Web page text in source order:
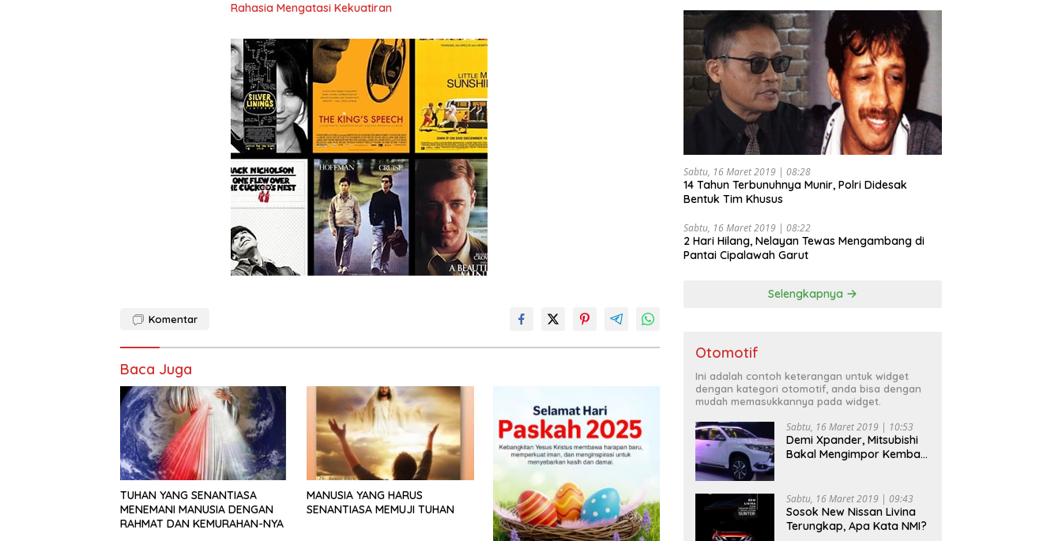
Rahasia Mengatasi Kekuatiran
Komentar
Baca Juga
TUHAN YANG SENANTIASA
MENEMANI MANUSIA DENGAN
RAHMAT DAN KEMURAHAN-NYA
MANUSIA YANG HARUS
SENANTIASA MEMUJI TUHAN
Sabtu, 16 Maret 2019 | 08:28
14 Tahun Terbunuhnya Munir, Polri Didesak
Bentuk Tim Khusus
Sabtu, 16 Maret 2019 | 08:22
2 Hari Hilang, Nelayan Tewas Mengambang di
Pantai Cipalawah Garut
Selengkapnya
Otomotif
Ini adalah contoh keterangan untuk widget
dengan kategori otomotif, anda bisa dengan
mudah memasukkannya pada widget.
Sabtu, 16 Maret 2019 | 10:53
Demi Xpander, Mitsubishi
Bakal Mengimpor Kembali
Sabtu, 16 Maret 2019 | 09:43
Sosok New Nissan Livina
Terungkap, Apa Kata NMI?